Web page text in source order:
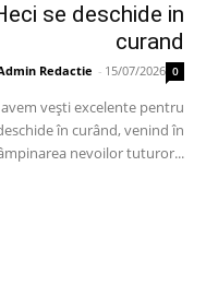
se deschide in
curand
Redactie - 15/07/2026 0
vești excelente pentru
în curând, venind în
nevoilor tuturor...